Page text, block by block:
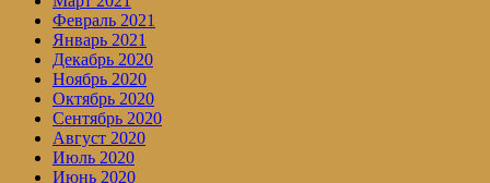
Февраль 2021
Январь 2021
Декабрь 2020
Ноябрь 2020
Октябрь 2020
Сентябрь 2020
Август 2020
Июль 2020
Июнь 2020